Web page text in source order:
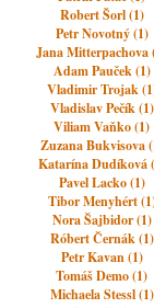
Robert Šorl (1)
Petr Novotný (1)
Jana Mitterpachova
Adam Pauček (1)
Vladimir Trojak
Vladislav Pečík (1)
Viliam Vaňko (1)
Zuzana Bukvisova
Katarína Dudíková
Pavel Lacko (1)
Tibor Menyhért
Nora Šajbidor (1)
Róbert Černák (1)
Petr Kavan (1)
Tomáš Demo (1)
Michaela Stessl (1)